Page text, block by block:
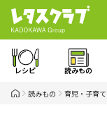
レシピ 読みもの
読みもの 育児・子育て